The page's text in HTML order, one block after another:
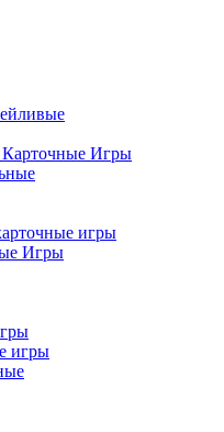
Игры
игры
Игры
игры